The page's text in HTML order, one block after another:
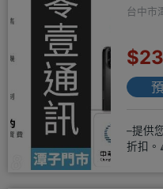
台中市
–提供
折扣。